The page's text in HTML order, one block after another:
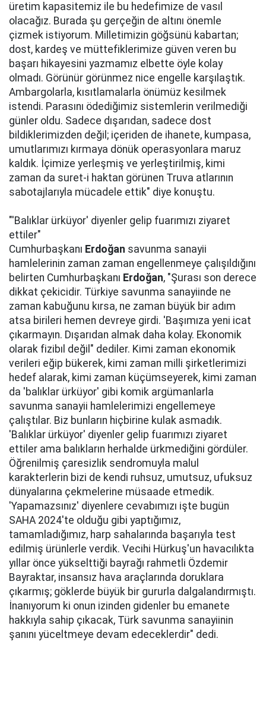
üretim kapasitemiz ile bu hedefimize de vasıl
olacağız. Burada şu gerçeğin de altını önemle
çizmek istiyorum. Milletimizin göğsünü kabartan;
dost, kardeş ve müttefiklerimize güven veren bu
başarı hikayesini yazmamız elbette öyle kolay
olmadı. Görünür görünmez nice engelle karşılaştık.
Ambargolarla, kısıtlamalarla önümüz kesilmek
istendi. Parasını ödediğimiz sistemlerin verilmediği
günler oldu. Sadece dışarıdan, sadece dost
bildiklerimizden değil; içeriden de ihanete, kumpasa,
umutlarımızı kırmaya dönük operasyonlara maruz
kaldık. İçimize yerleşmiş ve yerleştirilmiş, kimi
zaman da suret-i haktan görünen Truva atlarının
sabotajlarıyla mücadele ettik" diye konuştu.
"'Balıklar ürküyor' diyenler gelip fuarımızı ziyaret
ettiler"
Cumhurbaşkanı Erdoğan savunma sanayii
hamlelerinin zaman zaman engellenmeye çalışıldığını
belirten Cumhurbaşkanı Erdoğan, "Şurası son derece
dikkat çekicidir. Türkiye savunma sanayiinde ne
zaman kabuğunu kırsa, ne zaman büyük bir adım
atsa birileri hemen devreye girdi. 'Başımıza yeni icat
çıkarmayın. Dışarıdan almak daha kolay. Ekonomik
olarak fizibıl değil" dediler. Kimi zaman ekonomik
verileri eğip bükerek, kimi zaman milli şirketlerimizi
hedef alarak, kimi zaman küçümseyerek, kimi zaman
da 'balıklar ürküyor' gibi komik argümanlarla
savunma sanayii hamlelerimizi engellemeye
çalıştılar. Biz bunların hiçbirine kulak asmadık.
'Balıklar ürküyor' diyenler gelip fuarımızı ziyaret
ettiler ama balıkların herhalde ürkmediğini gördüler.
Öğrenilmiş çaresizlik sendromuyla malul
karakterlerin bizi de kendi ruhsuz, umutsuz, ufuksuz
dünyalarına çekmelerine müsaade etmedik.
'Yapamazsınız' diyenlere cevabımızı işte bugün
SAHA 2024'te olduğu gibi yaptığımız,
tamamladığımız, harp sahalarında başarıyla test
edilmiş ürünlerle verdik. Vecihi Hürkuş'un havacılıkta
yıllar önce yükselttiği bayrağı rahmetli Özdemir
Bayraktar, insansız hava araçlarında doruklara
çıkarmış; göklerde büyük bir gururla dalgalandırmıştı.
İnanıyorum ki onun izinden gidenler bu emanete
hakkıyla sahip çıkacak, Türk savunma sanayiinin
şanını yüceltmeye devam edeceklerdir" dedi.